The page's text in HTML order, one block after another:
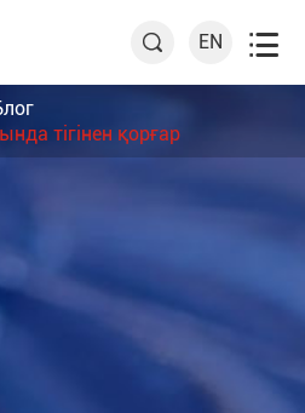
 EN 
тігінен қорғар